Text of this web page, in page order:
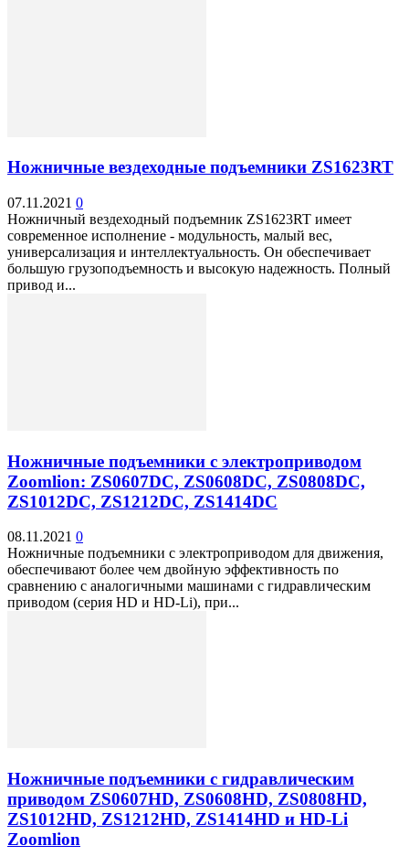
Ножничные вездеходные подъемники ZS1623RT
07.11.2021 0
Ножничный вездеходный подъемник ZS1623RT имеет
современное исполнение - модульность, малый вес,
универсализация и интеллектуальность. Он обеспечивает
большую грузоподъемность и высокую надежность. Полный
привод и...
Ножничные подъемники с электроприводом
Zoomlion: ZS0607DC, ZS0608DC, ZS0808DC,
ZS1012DC, ZS1212DC, ZS1414DC
08.11.2021 0
Ножничные подъемники с электроприводом для движения,
обеспечивают более чем двойную эффективность по
сравнению с аналогичными машинами с гидравлическим
приводом (серия HD и HD-Li), при...
Ножничные подъемники с гидравлическим
приводом ZS0607HD, ZS0608HD, ZS0808HD,
ZS1012HD, ZS1212HD, ZS1414HD и HD-Li
Zoomlion